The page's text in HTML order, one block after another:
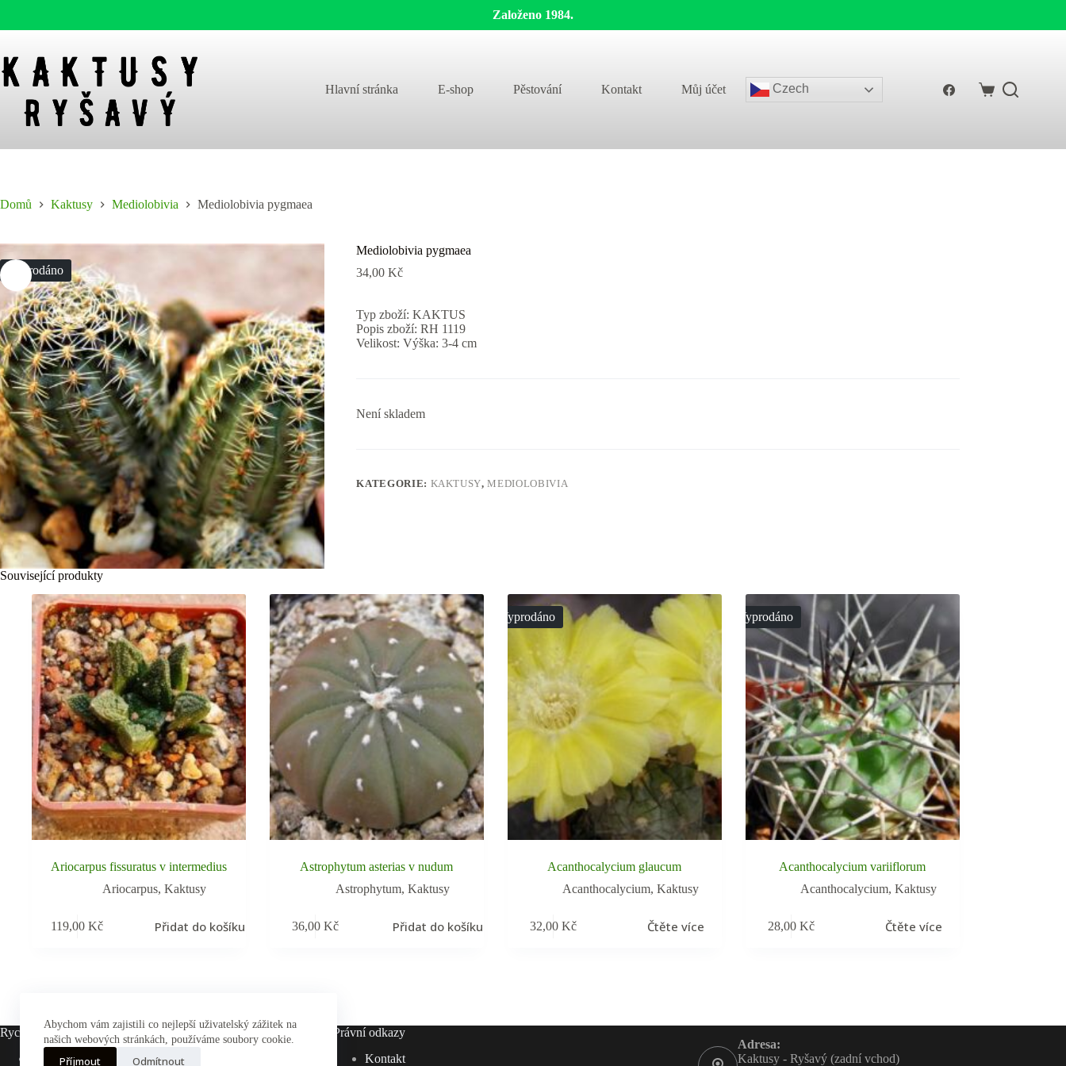
Založeno 1984.
content
Abychom vám zajistili co nejlepší uživatelský zážitek na
našich webových stránkách, používáme soubory cookie.
Příjmout Odmítnout
Hlavní stránka E-shop Pěstování Kontakt Můj účet Czech
Shopping
Domů Kaktusy Mediolobivia Mediolobivia pygmaea
Vyprodáno
Mediolobivia pygmaea
34,00Kč
Typ zboží: KAKTUS
Popis zboží: RH 1119
Velikost: Výška: 3-4 cm
Není skladem
KATEGORIE: KAKTUSY,MEDIOLOBIVIA
Související produkty
Ariocarpus fissuratus v intermedius
Ariocarpus,Kaktusy
119,00Kč Přidat do košíku
Astrophytum asterias v nudum
Astrophytum, Kaktusy
36,00 Kč Přidat do košíku
Vyprodáno
Acanthocalycium glaucum
Acanthocalycium, Kaktusy
32,00 Kč Čtěte více
Vyprodáno
Acanthocalycium variiflorum
Acanthocalycium, Kaktusy
28,00 Kč Čtěte více
Rychlé odkazy
Hlavní stránka
Právní odkazy
Kontakt
Adresa:
Kaktusy - Ryšavý (zadní vchod)